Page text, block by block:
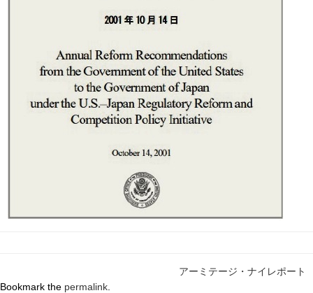
アーミテージ・ナイレポート
Bookmark the permalink